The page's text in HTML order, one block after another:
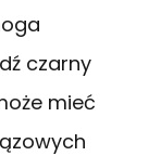
czarny
mieć